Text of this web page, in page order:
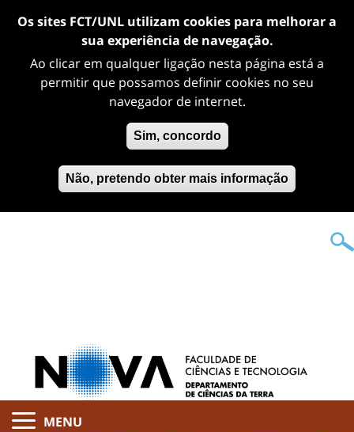
Os sites FCT/UNL utilizam cookies para melhorar a
sua experiência de navegação.
Ao clicar em qualquer ligação nesta página está a
permitir que possamos definir cookies no seu
navegador de internet.
Sim, concordo
Não, pretendo obter mais informação
MENU